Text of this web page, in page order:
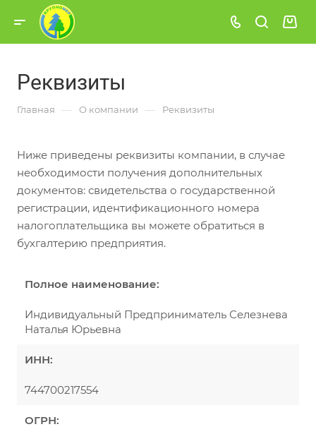
Реквизиты
Главная — О компании — Реквизиты
Ниже приведены реквизиты компании, в случае
необходимости получения дополнительных
документов: свидетельства о государственной
регистрации, идентификационного номера
налогоплательщика вы можете обратиться в
бухгалтерию предприятия.
Полное наименование:
Индивидуальный Предприниматель Селезнева
Наталья Юрьевна
ИНН:
744700217554
ОГРН: